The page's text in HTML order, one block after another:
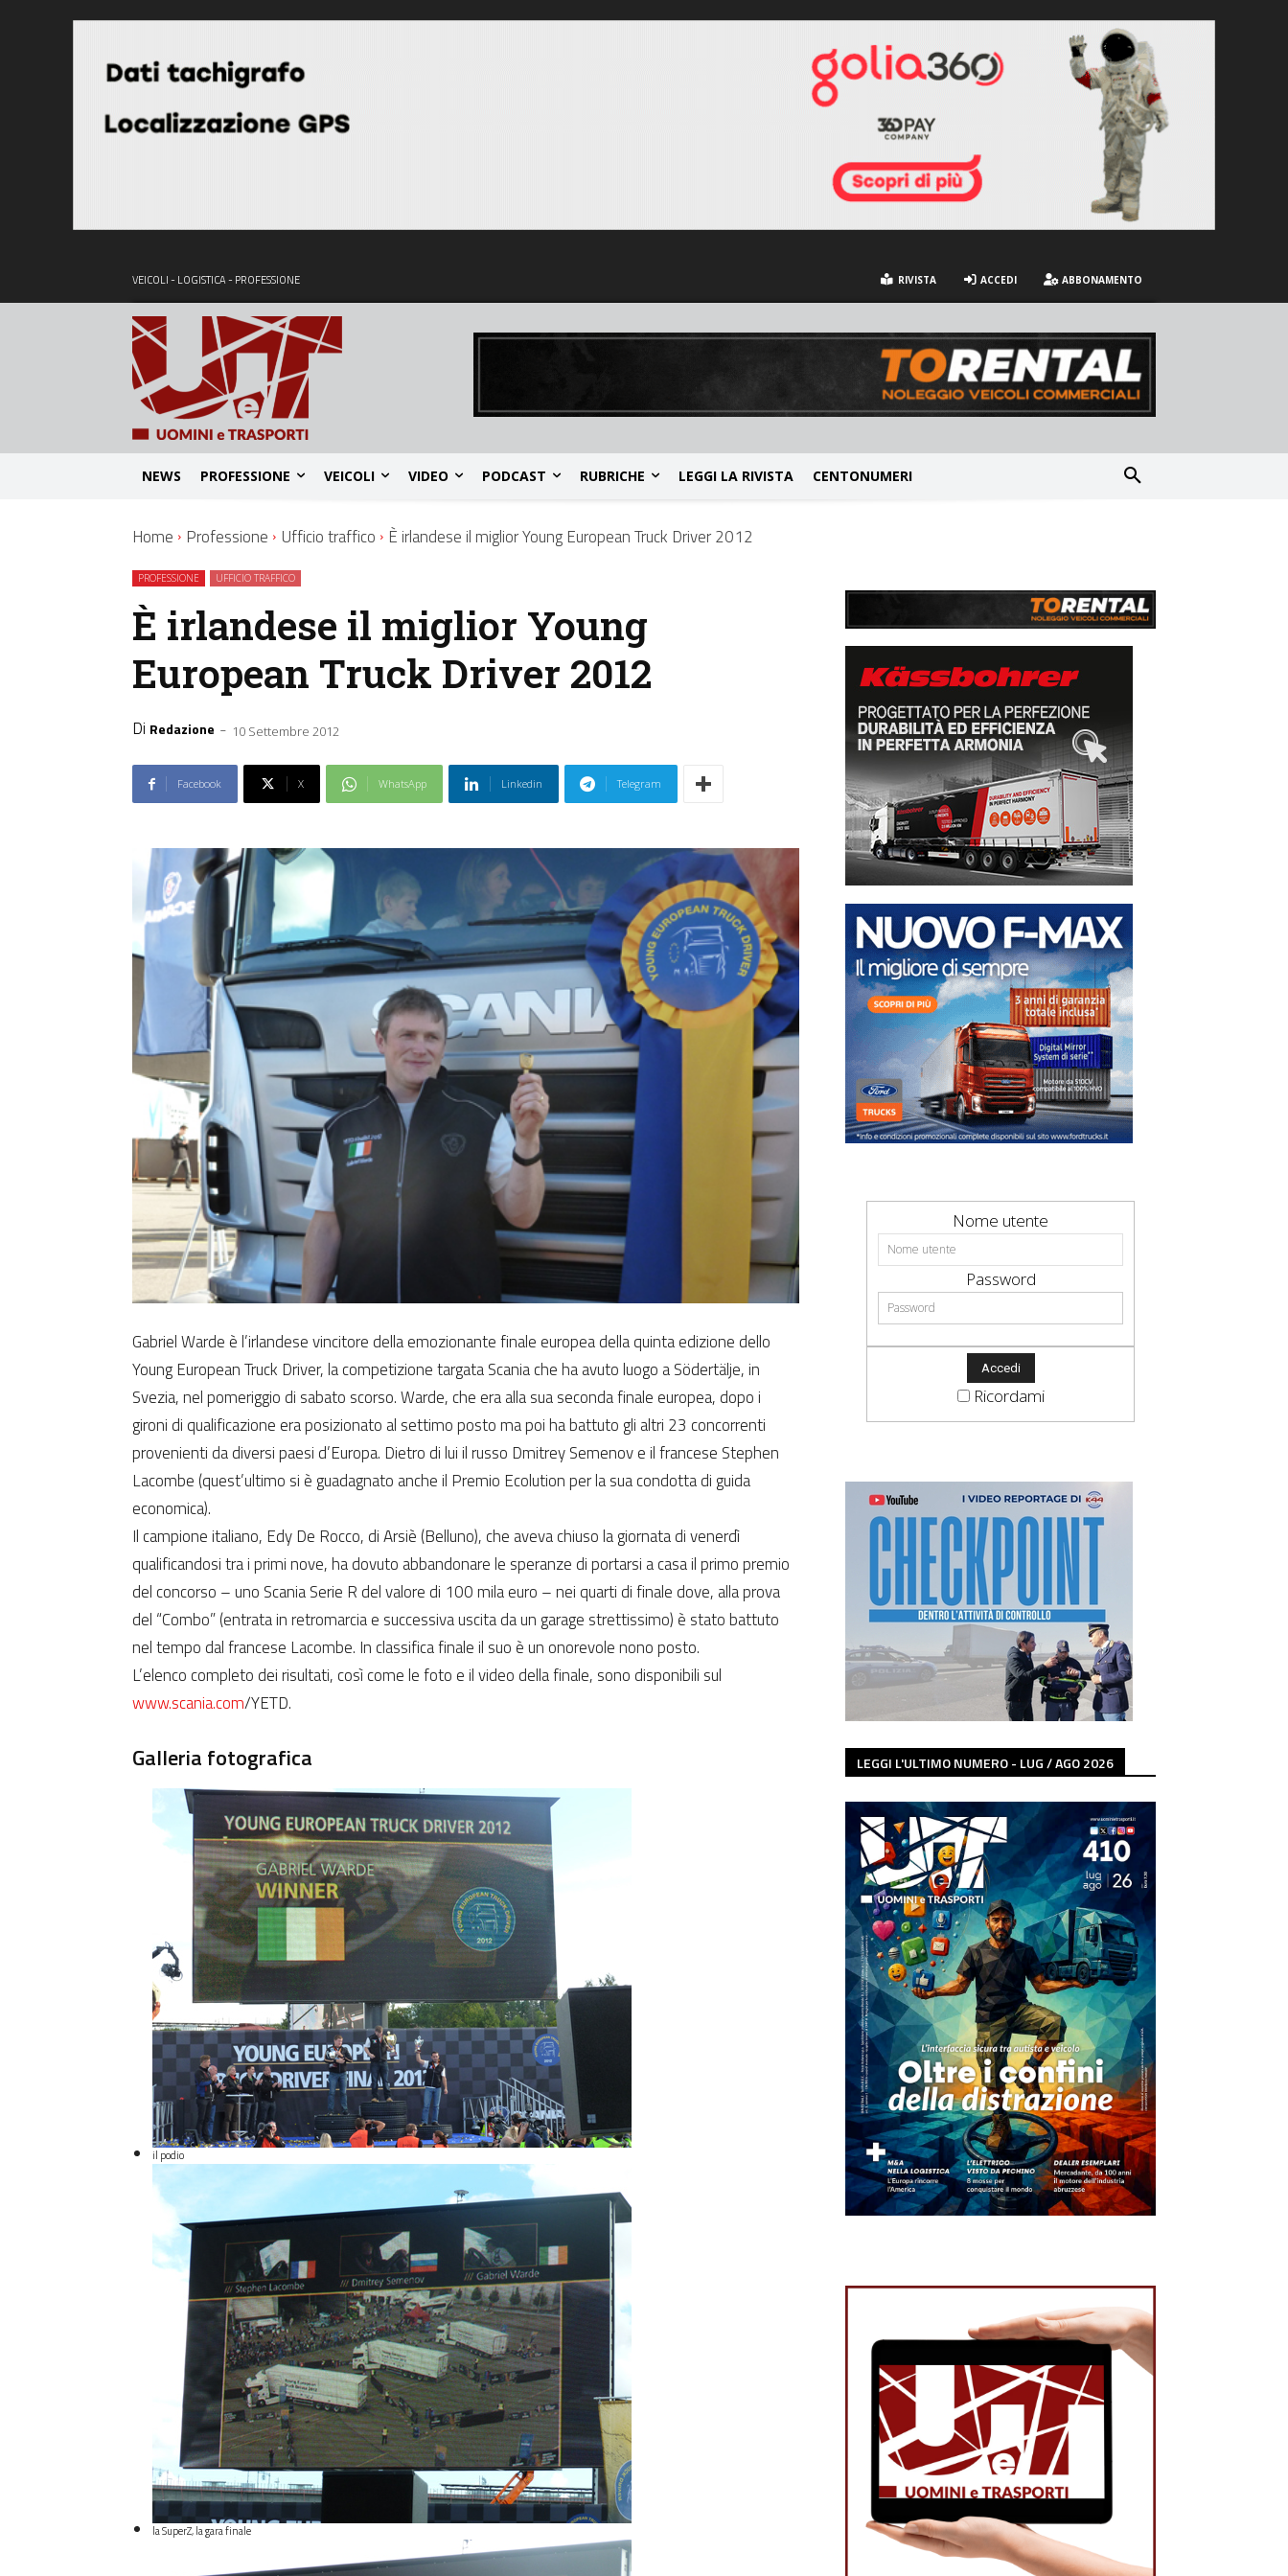
VEICOLI - LOGISTICA - PROFESSIONE RIVISTA ACCEDI ABBONAMENTO
NEWS PROFESSIONE VEICOLI VIDEO PODCAST RUBRICHE LEGGI LA RIVISTA CENTONUMERI
Home Professione Ufficio traffico È irlandese il miglior Young European Truck Driver 2012
PROFESSIONE UFFICIO TRAFFICO
È irlandese il miglior Young
European Truck Driver 2012
Di Redazione - 10 Settembre 2012
Facebook X WhatsApp Linkedin Telegram
Gabriel Warde è l’irlandese vincitore della emozionante finale europea della quinta edizione dello
Young European Truck Driver, la competizione targata Scania che ha avuto luogo a Södertälje, in
Svezia, nel pomeriggio di sabato scorso. Warde, che era alla sua seconda finale europea, dopo i
gironi di qualificazione era posizionato al settimo posto ma poi ha battuto gli altri 23 concorrenti
provenienti da diversi paesi d’Europa. Dietro di lui il russo Dmitrey Semenov e il francese Stephen
Lacombe (quest’ultimo si è guadagnato anche il Premio Ecolution per la sua condotta di guida
economica).
Il campione italiano, Edy De Rocco, di Arsiè (Belluno), che aveva chiuso la giornata di venerdì
qualificandosi tra i primi nove, ha dovuto abbandonare le speranze di portarsi a casa il primo premio
del concorso – uno Scania Serie R del valore di 100 mila euro – nei quarti di finale dove, alla prova
del “Combo” (entrata in retromarcia e successiva uscita da un garage strettissimo) è stato battuto
nel tempo dal francese Lacombe. In classifica finale il suo è un onorevole nono posto.
L’elenco completo dei risultati, così come le foto e il video della finale, sono disponibili sul
www.scania.com/YETD.
Galleria fotografica
il podio
la SuperZ, la gara finale
Nome utente
Password
Ricordami
LEGGI L'ULTIMO NUMERO - LUG / AGO 2026